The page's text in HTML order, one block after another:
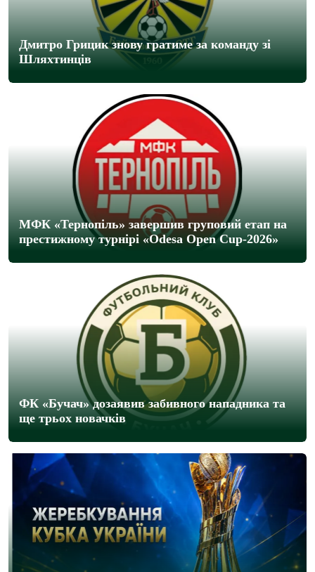
Дмитро Грицик знову гратиме за команду зі
Шляхтинців
МФК «Тернопіль» завершив груповий етап на
престижному турнірі «Odesa Open Cup-2026»
ФК «Бучач» дозаявив забивного нападника та
ще трьох новачків